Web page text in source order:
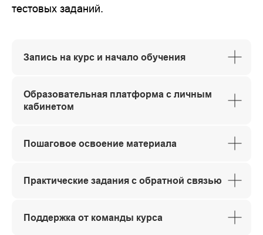
тестовых заданий.
Запись на курс и начало обучения
Образовательная платформа с личным
кабинетом
Пошаговое освоение материала
Практические задания с обратной связью
Поддержка от команды курса